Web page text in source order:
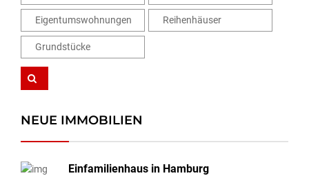
Eigentumswohnungen Reihenhäuser
Grundstücke
NEUE IMMOBILIEN
Einfamilienhaus in Hamburg